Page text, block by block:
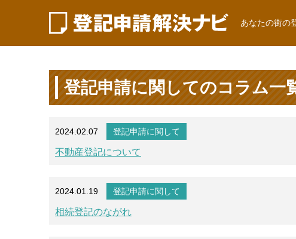
あなたの街の
登記申請に関してのコラム一
2024.02.07 登記申請に関して
不動産登記について
2024.01.19 登記申請に関して
相続登記のながれ